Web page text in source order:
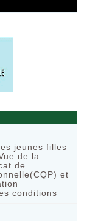
jeunes filles
de la
de
et
conditions